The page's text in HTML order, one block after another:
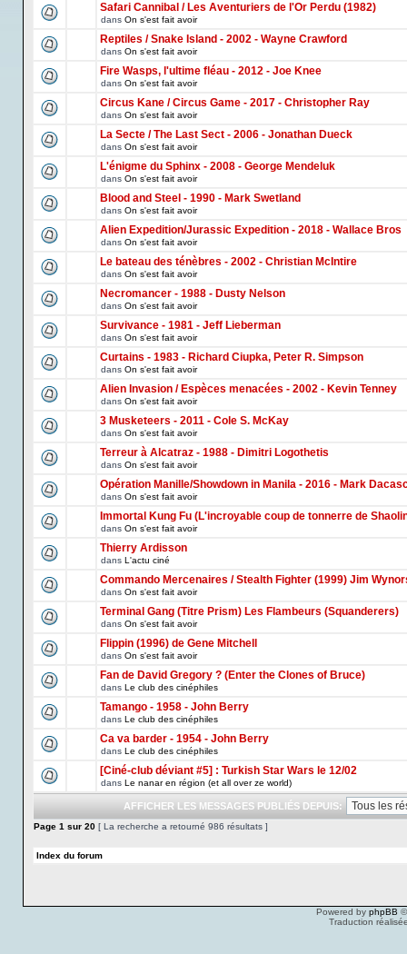
Safari Cannibal / Les Aventuriers de l'Or Perdu (1982)
dans On s'est fait avoir
Reptiles / Snake Island - 2002 - Wayne Crawford
dans On s'est fait avoir
Fire Wasps, l'ultime fléau - 2012 - Joe Knee
dans On s'est fait avoir
Circus Kane / Circus Game - 2017 - Christopher Ray
dans On s'est fait avoir
La Secte / The Last Sect - 2006 - Jonathan Dueck
dans On s'est fait avoir
L'énigme du Sphinx - 2008 - George Mendeluk
dans On s'est fait avoir
Blood and Steel - 1990 - Mark Swetland
dans On s'est fait avoir
Alien Expedition/Jurassic Expedition - 2018 - Wallace Bros
dans On s'est fait avoir
Le bateau des ténèbres - 2002 - Christian McIntire
dans On s'est fait avoir
Necromancer - 1988 - Dusty Nelson
dans On s'est fait avoir
Survivance - 1981 - Jeff Lieberman
dans On s'est fait avoir
Curtains - 1983 - Richard Ciupka, Peter R. Simpson
dans On s'est fait avoir
Alien Invasion / Espèces menacées - 2002 - Kevin Tenney
dans On s'est fait avoir
3 Musketeers - 2011 - Cole S. McKay
dans On s'est fait avoir
Terreur à Alcatraz - 1988 - Dimitri Logothetis
dans On s'est fait avoir
Opération Manille/Showdown in Manila - 2016 - Mark
dans On s'est fait avoir
Immortal Kung Fu (L'incroyable coup de tonnerre de
dans On s'est fait avoir
Thierry Ardisson
dans L'actu ciné
Commando Mercenaires / Stealth Fighter (1999) Jim
dans On s'est fait avoir
Terminal Gang (Titre Prism) Les Flambeurs (Squanderers)
dans On s'est fait avoir
Flippin (1996) de Gene Mitchell
dans On s'est fait avoir
Fan de David Gregory ? (Enter the Clones of Bruce)
dans Le club des cinéphiles
Tamango - 1958 - John Berry
dans Le club des cinéphiles
Ca va barder - 1954 - John Berry
dans Le club des cinéphiles
[Ciné-club déviant #5] : Turkish Star Wars le 12/02
dans Le nanar en région (et all over ze world)
AFFICHER LES MESSAGES PUBLIÉS DEPUIS:
Page 1 sur 20 [ La recherche a retourné 986 résultats ]
Index du forum
Powered by phpBB
Traduction